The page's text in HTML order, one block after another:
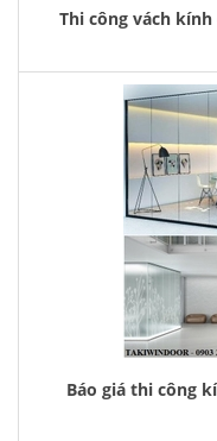
Thi công vách
Báo giá thi công